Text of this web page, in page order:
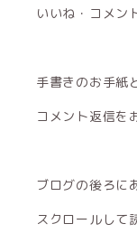
いいね・コメ
手書きのお手紙
コメント返信を
ブログの後ろに
スクロールして